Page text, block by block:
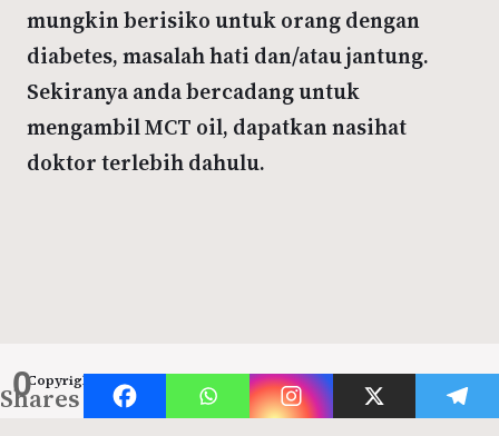
mungkin berisiko untuk orang dengan
diabetes, masalah hati dan/atau jantung.
Sekiranya anda bercadang untuk
mengambil MCT oil, dapatkan nasihat
doktor terlebih dahulu.
0
Shares
Copyright 2023 – Raft by Otter